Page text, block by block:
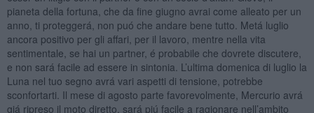
pianeta della fortuna, che da fine giugno avrai come alleato per un
anno, ti proteggerá, non puó che andare bene tutto. Metá luglio
ancora positivo per gli affari, per il lavoro, mentre nella vita
sentimentale, se hai un partner, é probabile che dovrete discutere,
e non sará facile ad essere in sintonia. L’ultima domenica di luglio la
Luna nel tuo segno avrá vari aspetti di tensione, potrebbe
sconfortarti. Il mese di agosto parte favorevolmente, Mercurio avrá
giá ripreso il moto diretto, sará piú facile a ragionare nell’ambito